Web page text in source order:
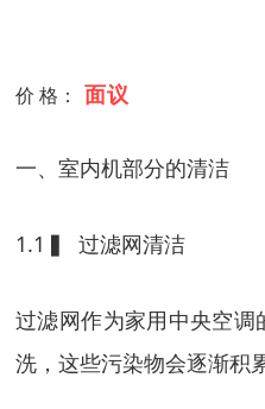
价 格： 面议
一、室内机部分的清洁
1.1 ▍ 过滤网清洁
过滤网作为家用中央空调
洗，这些污染物会逐渐积